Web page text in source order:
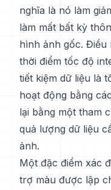
nghĩa là nó làm
làm mất bất kỳ
hình ảnh gốc. Điều
thời điểm tốc độ
tiết kiệm dữ liệu là
hoạt động bằng
lại bằng một tham
quả lượng dữ liệu
ảnh.
Một đặc điểm xác
trợ màu được lập